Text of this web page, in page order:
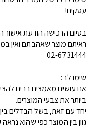
עסקים!
בסיום הרכישה הודעת אישור
ראיתם מוצר שאהבתם ואין
02-6731444
שימו לב:
אנו עושים מאמצים רבים
ביותר את צבעי המוצרים.
יחד עם זאת, בשל הבדלים בין
גוון בין המוצר כפי שהוא